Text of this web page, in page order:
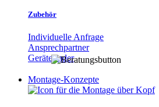
Zubehör
Individuelle Anfrage
Ansprechpartner
Gerätefinder
Montage-Konzepte